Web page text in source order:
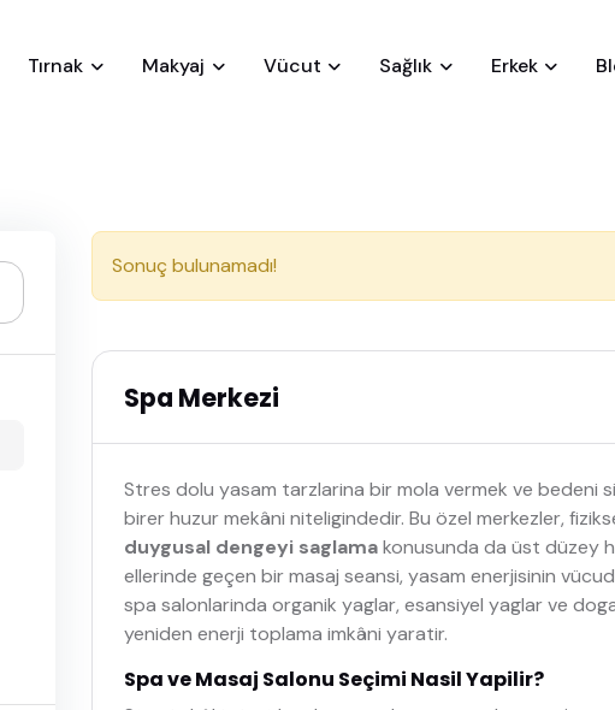
Tırnak Makyaj Vücut Sağlık Erkek
Sonuç bulunamadı!
Spa Merkezi
Stres dolu yasam tarzlarina bir mola vermek ve bedeni
birer huzur mekâni niteligindedir. Bu özel merkezler,
duygusal dengeyi saglamakonusunda da üst düzey
ellerinde geçen bir masaj seansi, yasam enerjisinin
spa salonlarinda organik yaglar, esansiyel yaglar ve
yeniden enerji toplama imkâni yaratir.
Spa ve Masaj Salonu Seçimi Nasil Yapilir?